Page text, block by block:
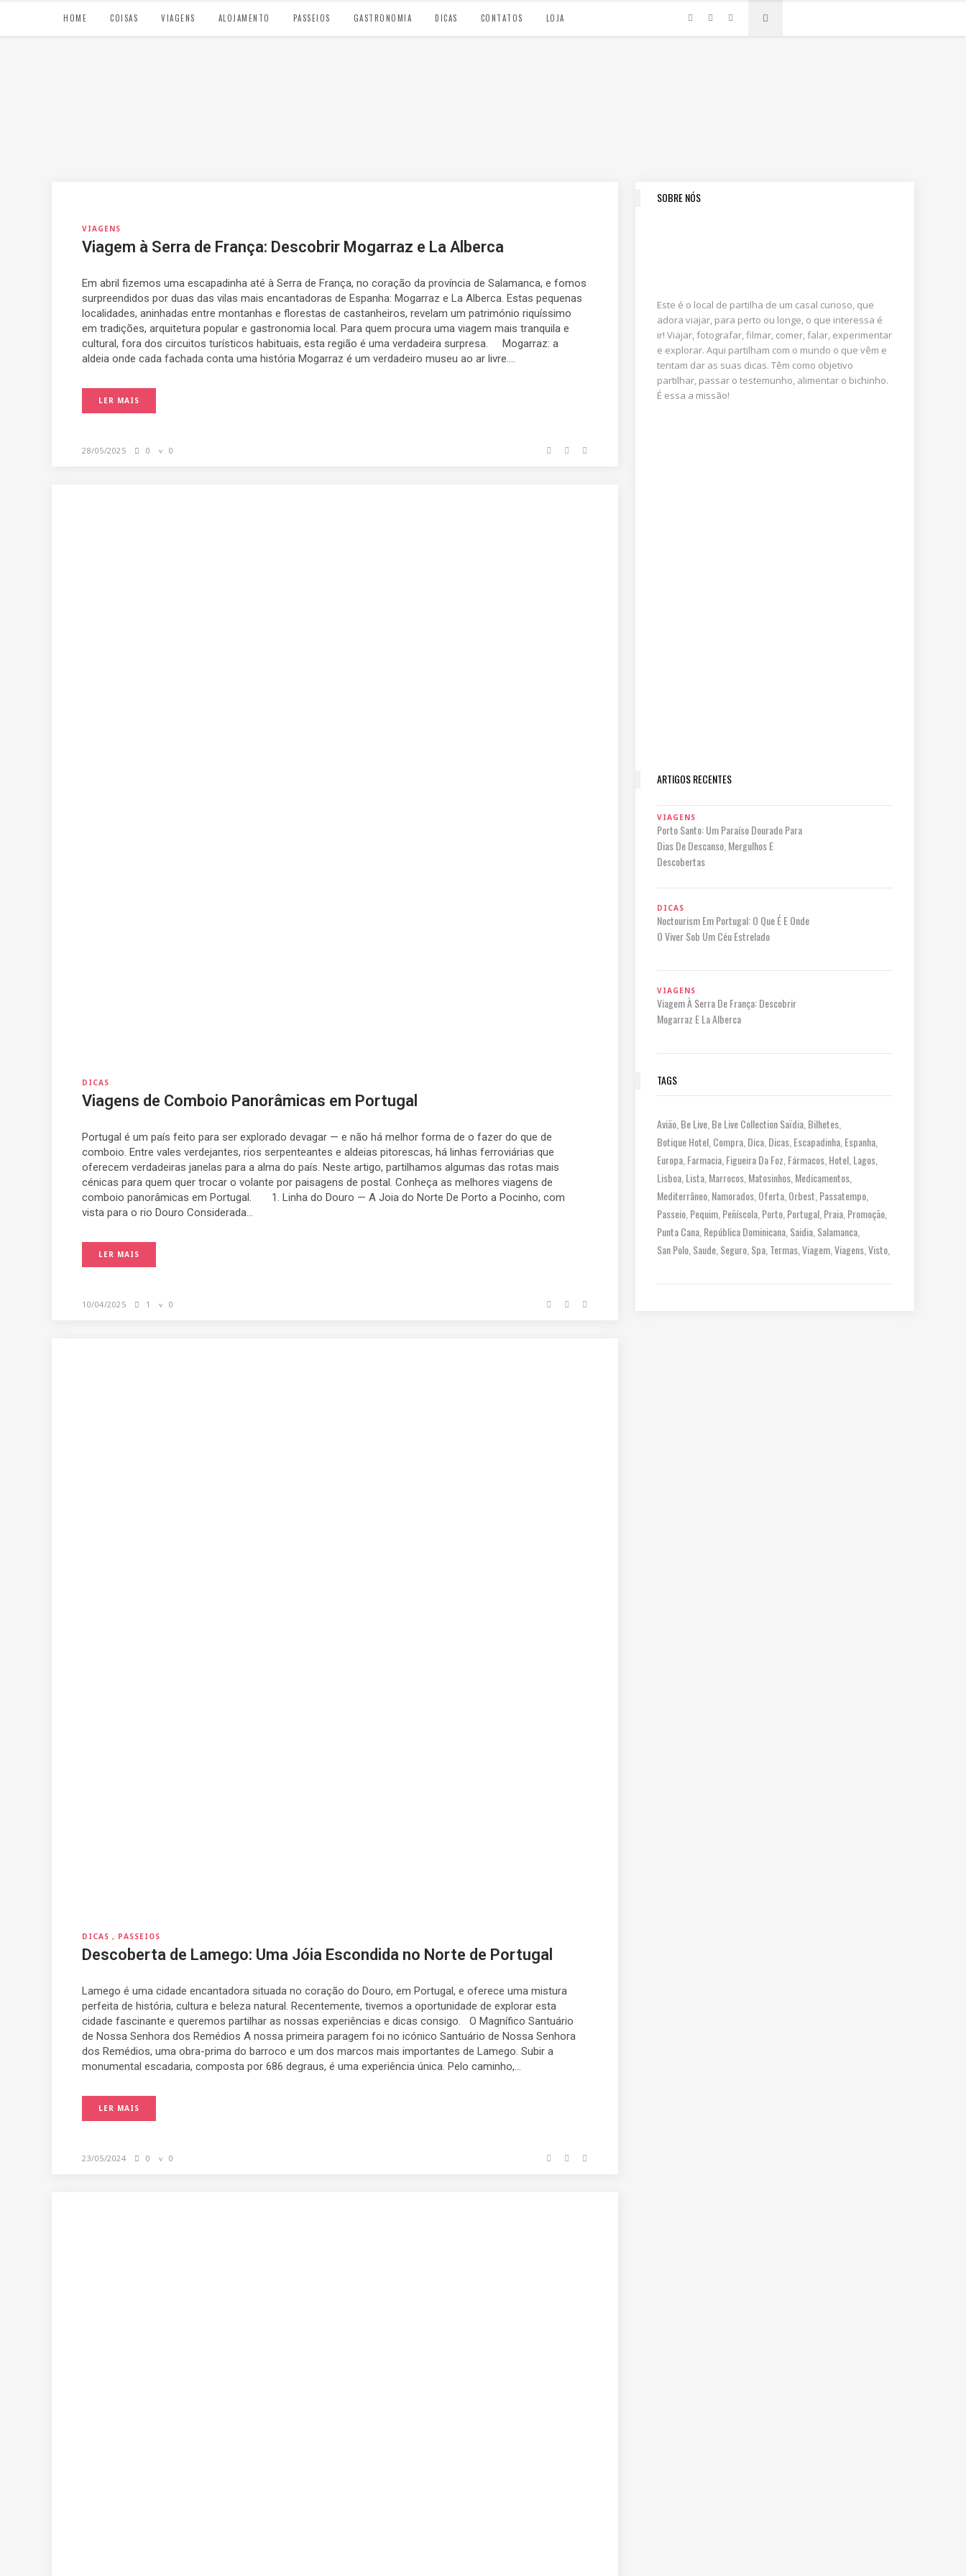
HOME COISAS VIAGENS ALOJAMENTO PASSEIOS GASTRONOMIA DICAS CONTATOS LOJA
VIAGENS
Viagem à Serra de França: Descobrir Mogarraz e La Alberca
Em abril fizemos uma escapadinha até à Serra de França, no coração da província de Salamanca, e fomos
surpreendidos por duas das vilas mais encantadoras de Espanha: Mogarraz e La Alberca. Estas pequenas
localidades, aninhadas entre montanhas e florestas de castanheiros, revelam um património riquíssimo
em tradições, arquitetura popular e gastronomia local. Para quem procura uma viagem mais tranquila e
cultural, fora dos circuitos turísticos habituais, esta região é uma verdadeira surpresa. Mogarraz: a
aldeia onde cada fachada conta uma história Mogarraz é um verdadeiro museu ao ar livre....
LER MAIS
28/05/2025 0 0
DICAS
Viagens de Comboio Panorâmicas em Portugal
Portugal é um país feito para ser explorado devagar — e não há melhor forma de o fazer do que de
comboio. Entre vales verdejantes, rios serpenteantes e aldeias pitorescas, há linhas ferroviárias que
oferecem verdadeiras janelas para a alma do país. Neste artigo, partilhamos algumas das rotas mais
cénicas para quem quer trocar o volante por paisagens de postal. Conheça as melhores viagens de
comboio panorâmicas em Portugal. 1. Linha do Douro — A Joia do Norte De Porto a Pocinho, com
vista para o rio Douro Considerada...
LER MAIS
10/04/2025 1 0
DICAS PASSEIOS
Descoberta de Lamego: Uma Jóia Escondida no Norte de Portugal
Lamego é uma cidade encantadora situada no coração do Douro, em Portugal, e oferece uma mistura
perfeita de história, cultura e beleza natural. Recentemente, tivemos a oportunidade de explorar esta
cidade fascinante e queremos partilhar as nossas experiências e dicas consigo. O Magnífico Santuário
de Nossa Senhora dos Remédios A nossa primeira paragem foi no icónico Santuário de Nossa Senhora
dos Remédios, uma obra-prima do barroco e um dos marcos mais importantes de Lamego. Subir a
monumental escadaria, composta por 686 degraus, é uma experiência única. Pelo caminho,...
LER MAIS
23/05/2024 0 0
SOBRE NÓS
Este é o local de partilha de um casal curioso, que
adora viajar, para perto ou longe, o que interessa é
ir! Viajar, fotografar, filmar, comer, falar, experimentar
e explorar. Aqui partilham com o mundo o que vêm e
tentam dar as suas dicas. Têm como objetivo
partilhar, passar o testemunho, alimentar o bichinho.
É essa a missão!
ARTIGOS RECENTES
VIAGENS
Porto Santo: Um Paraíso Dourado Para
Dias De Descanso, Mergulhos E
Descobertas
DICAS
Noctourism Em Portugal: O Que É E Onde
O Viver Sob Um Céu Estrelado
VIAGENS
Viagem À Serra De França: Descobrir
Mogarraz E La Alberca
TAGS
Avião Be Live Be Live Collection Saïdia Bilhetes
Botique Hotel Compra Dica Dicas Escapadinha Espanha
Europa Farmacia Figueira Da Foz Fármacos Hotel Lagos
Lisboa Lista Marrocos Matosinhos Medicamentos
Mediterrâneo Namorados Oferta Orbest Passatempo
Passeio Pequim Peñíscola Porto Portugal Praia Promoção
Punta Cana República Dominicana Saidia Salamanca
San Polo Saude Seguro Spa Termas Viagem Viagens Visto